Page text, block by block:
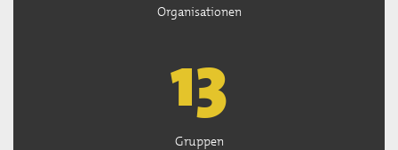
Organisationen
13
Gruppen